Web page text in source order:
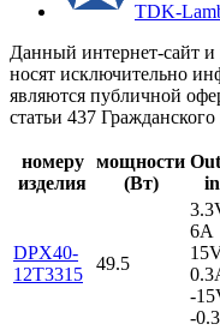
TDK-
Данный интернет-сайт
носят исключительно
являются публичной
статьи 437
номеру
изделия
мощности
(Вт)
DPX40-
12T3315
49.5
6A
-
-